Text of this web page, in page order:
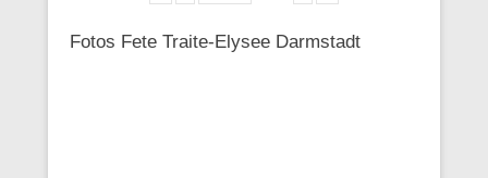
Fotos Fete Traite-Elysee Darmstadt